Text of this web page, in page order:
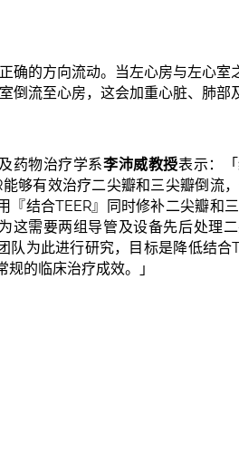
确的方向流动。当左心房与左心室
倒流至心房，这会加重心脏、肺部
药物治疗学系李沛威教授表示：
能够有效治疗二尖瓣和三尖瓣倒流
『结合TEER』同时修补二尖瓣和
这需要两组导管及设备先后处理
队为此进行研究，目标是降低结合
规的临床治疗成效。」